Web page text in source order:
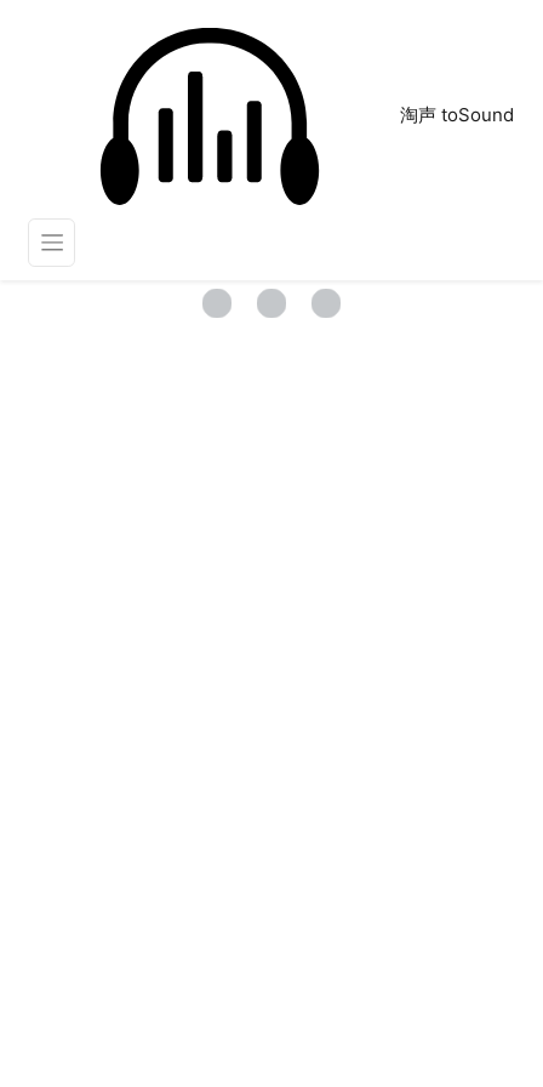
淘声 toSound
东西散落一地
正在为您搜索声音资源